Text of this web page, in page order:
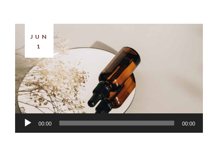
JUN
1
Audio
Player
00:00 00:00